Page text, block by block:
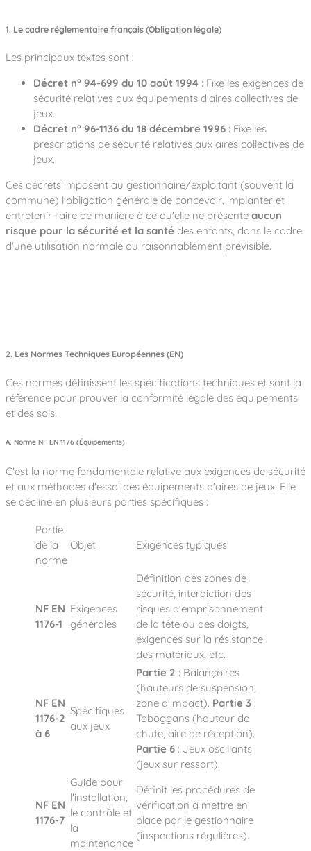
1. Le cadre réglementaire français (Obligation légale)
Les principaux textes sont :
Décret n° 94-699 du 10 août 1994 : Fixe les exigences de
sécurité relatives aux équipements d'aires collectives de
jeux.
Décret n° 96-1136 du 18 décembre 1996 : Fixe les
prescriptions de sécurité relatives aux aires collectives de
jeux.
Ces décrets imposent au gestionnaire/exploitant (souvent la
commune) l'obligation générale de concevoir, implanter et
entretenir l'aire de manière à ce qu'elle ne présente aucun
risque pour la sécurité et la santé des enfants, dans le cadre
d'une utilisation normale ou raisonnablement prévisible.
2. Les Normes Techniques Européennes (EN)
Ces normes définissent les spécifications techniques et sont la
référence pour prouver la conformité légale des équipements
et des sols.
A. Norme NF EN 1176 (Équipements)
C'est la norme fondamentale relative aux exigences de sécurité
et aux méthodes d'essai des équipements d'aires de jeux. Elle
se décline en plusieurs parties spécifiques :
Partie
de la
norme
Objet Exigences typiques
NF EN
1176-1
Exigences
générales
Définition des zones de
sécurité, interdiction des
risques d'emprisonnement
de la tête ou des doigts,
exigences sur la résistance
des matériaux, etc.
NF EN
1176-2
à 6
Spécifiques
aux jeux
Partie 2 : Balançoires
(hauteurs de suspension,
zone d'impact). Partie 3 :
Toboggans (hauteur de
chute, aire de réception).
Partie 6 : Jeux oscillants
(jeux sur ressort).
NF EN
1176-7
Guide pour
l'installation,
le contrôle et
la
maintenance
Définit les procédures de
vérification à mettre en
place par le gestionnaire
(inspections régulières).